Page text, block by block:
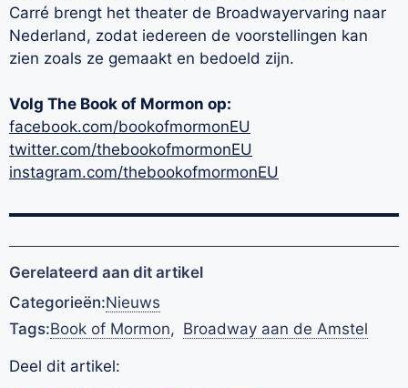
Carré brengt het theater de Broadwayervaring naar
Nederland, zodat iedereen de voorstellingen kan
zien zoals ze gemaakt en bedoeld zijn.
Volg The Book of Mormon op:
facebook.com/bookofmormonEU
twitter.com/thebookofmormonEU
instagram.com/thebookofmormonEU
Gerelateerd aan dit artikel
Categorieën:Nieuws
Tags:Book of Mormon, Broadway aan de Amstel
Deel dit artikel: